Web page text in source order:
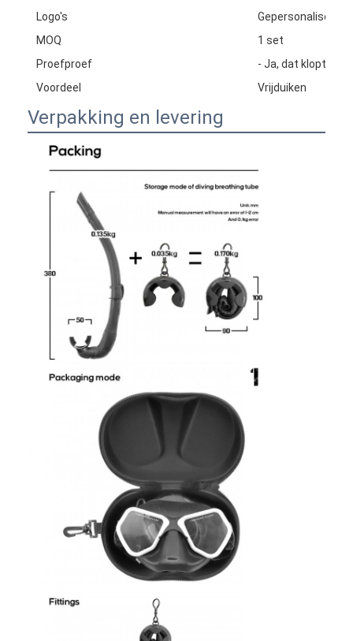
Logo's
MOQ
1 set
Proefproef
- Ja, dat klopt.
Voordeel
Vrijduiken
Verpakking en levering